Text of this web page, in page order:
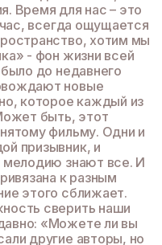
новые
каждый из
быть, этот
фильму. Одни и
и
знают все. И
к разным
сближает.
сверить наши
«Можете ли вы
авторы, но
моя песня?».
этот вопрос.
оформлении
Кудрявцева
Hardram